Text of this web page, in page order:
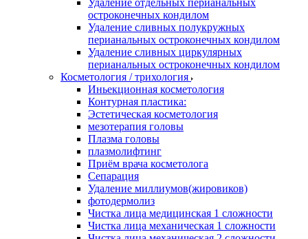
Удаление отдельных перианальных
остроконечных кондилом
Удаление сливных полукружных
перианальных остроконечных кондилом
Удаление сливных циркулярных
перианальных остроконечных кондилом
Косметология / трихология
Иньекционная косметология
Контурная пластика:
Эстетическая косметология
мезотерапия головы
Плазма головы
плазмолифтинг
Приём врача косметолога
Сепарация
Удаление миллиумов(жировиков)
фотодермолиз
Чистка лица медицинская 1 сложности
Чистка лица механическая 1 сложности